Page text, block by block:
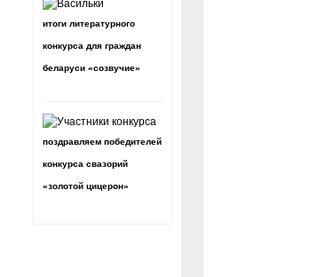
итоги литературного
конкурса для граждан
беларуси «созвучие»
поздравляем победителей
конкурса свазорий
«золотой цицерон»